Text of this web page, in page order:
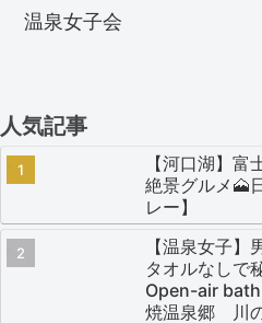
温泉女子会
人気記事
【河口湖】
絶景グルメ🗻
レー】
【温泉女子
タオルなしで
Open-air bath
焼温泉郷 川